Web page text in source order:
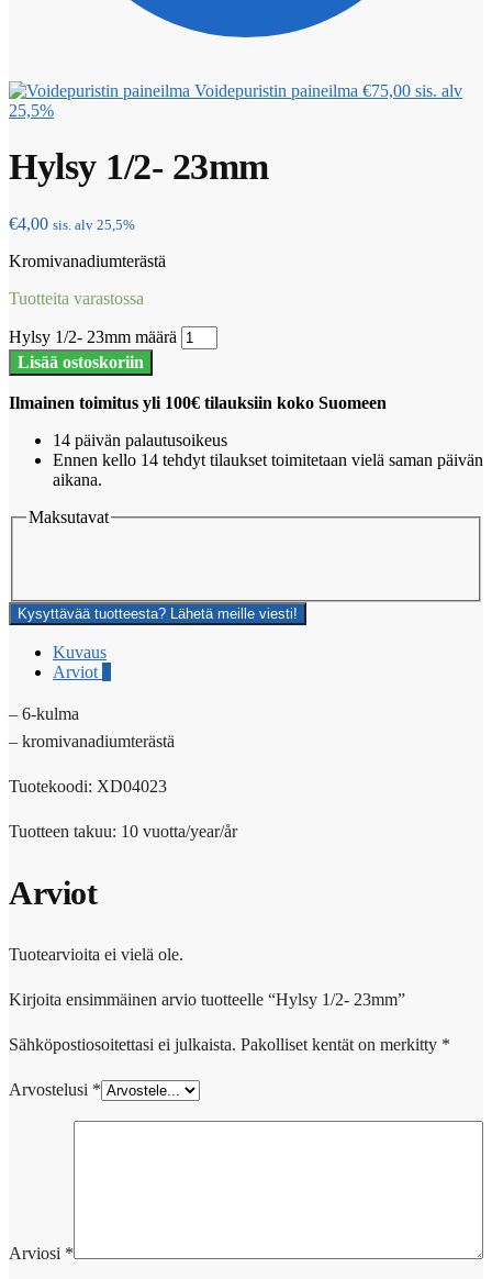
Voidepuristin paineilma €75,00 sis. alv
25,5%
Hylsy 1/2- 23mm
€4,00 sis. alv 25,5%
Kromivanadiumterästä
Tuotteita varastossa
Hylsy 1/2- 23mm määrä
Lisää ostoskoriin
Ilmainen toimitus yli 100€ tilauksiin koko Suomeen
14 päivän palautusoikeus
Ennen kello 14 tehdyt tilaukset toimitetaan vielä saman päivän
aikana.
Maksutavat
Kysyttävää tuotteesta? Lähetä meille viesti!
Kuvaus
Arviot 0
– 6-kulma
– kromivanadiumterästä
Tuotekoodi: XD04023
Tuotteen takuu: 10 vuotta/year/år
Arviot
Tuotearvioita ei vielä ole.
Kirjoita ensimmäinen arvio tuotteelle “Hylsy 1/2- 23mm”
Sähköpostiosoitettasi ei julkaista. Pakolliset kentät on merkitty *
Arvostelusi *
Arviosi *